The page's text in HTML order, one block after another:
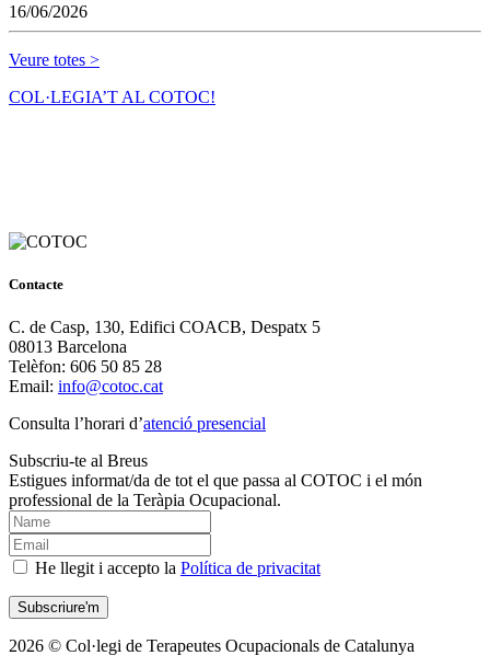
16/06/2026
Veure totes >
COL·LEGIA’T AL COTOC!
Contacte
C. de Casp, 130, Edifici COACB, Despatx 5
08013 Barcelona
Telèfon: 606 50 85 28
Email: info@cotoc.cat
Consulta l’horari d’atenció presencial
Subscriu-te al Breus
Estigues informat/da de tot el que passa al COTOC i el món
professional de la Teràpia Ocupacional.
He llegit i accepto la Política de privacitat
2026 © Col·legi de Terapeutes Ocupacionals de Catalunya